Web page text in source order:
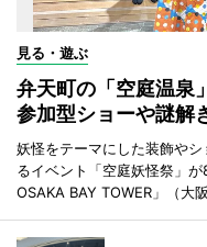
見る・遊ぶ
弁天町の「空庭温
参加型ショーや謎解
妖怪をテーマにした装飾や
るイベント「空庭妖怪祭」
OSAKA BAY TOWER」（大